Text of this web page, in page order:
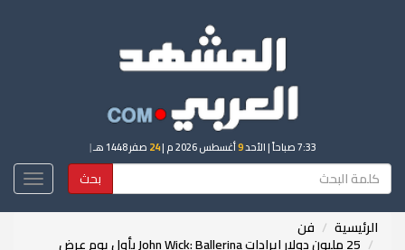
7:33 صباحاً | الأحد9أغسطس 2026 م | 24 صفر 1448 هـ |
بحث
الرئيسية فن
25 مليون دولار إيرادات John Wick: Ballerina بأول يوم عرض